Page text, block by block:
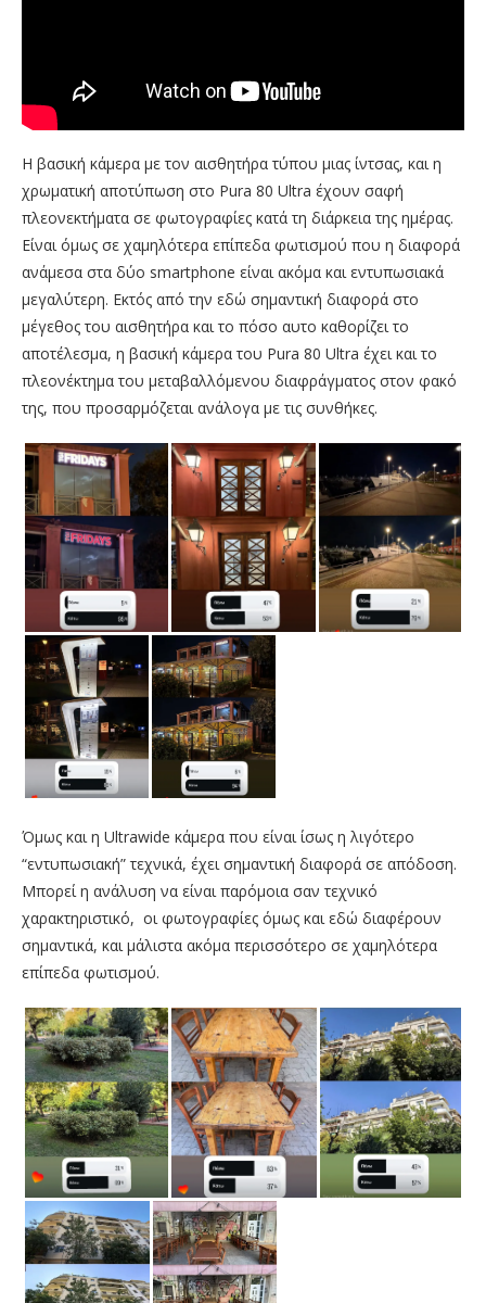
Η βασική κάμερα με τον αισθητήρα τύπου μιας ίντσας, και η
χρωματική αποτύπωση στο Pura 80 Ultra έχουν σαφή
πλεονεκτήματα σε φωτογραφίες κατά τη διάρκεια της ημέρας.
Είναι όμως σε χαμηλότερα επίπεδα φωτισμού που η διαφορά
ανάμεσα στα δύο smartphone είναι ακόμα και εντυπωσιακά
μεγαλύτερη. Εκτός από την εδώ σημαντική διαφορά στο
μέγεθος του αισθητήρα και το πόσο αυτο καθορίζει το
αποτέλεσμα, η βασική κάμερα του Pura 80 Ultra έχει και το
πλεονέκτημα του μεταβαλλόμενου διαφράγματος στον φακό
της, που προσαρμόζεται ανάλογα με τις συνθήκες.
Όμως και η Ultrawide κάμερα που είναι ίσως η λιγότερο
“εντυπωσιακή” τεχνικά, έχει σημαντική διαφορά σε απόδοση.
Μπορεί η ανάλυση να είναι παρόμοια σαν τεχνικό
χαρακτηριστικό, οι φωτογραφίες όμως και εδώ διαφέρουν
σημαντικά, και μάλιστα ακόμα περισσότερο σε χαμηλότερα
επίπεδα φωτισμού.